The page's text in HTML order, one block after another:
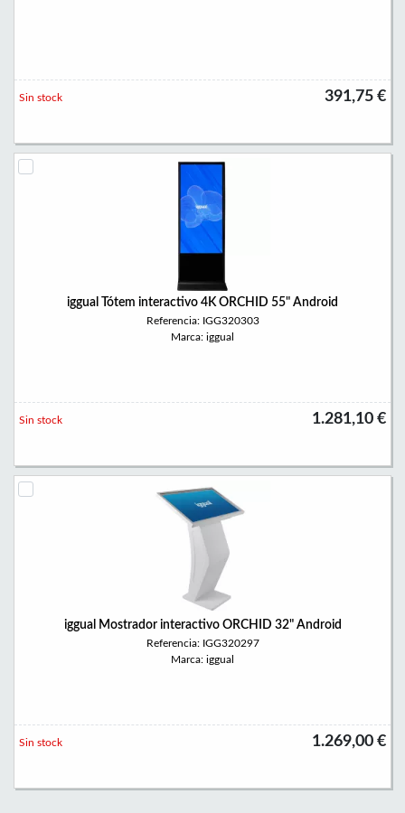
391,75 €
Sin stock
iggual Tótem interactivo 4K ORCHID 55" Android
Referencia: IGG320303
Marca: iggual
1.281,10 €
Sin stock
iggual Mostrador interactivo ORCHID 32" Android
Referencia: IGG320297
Marca: iggual
1.269,00 €
Sin stock